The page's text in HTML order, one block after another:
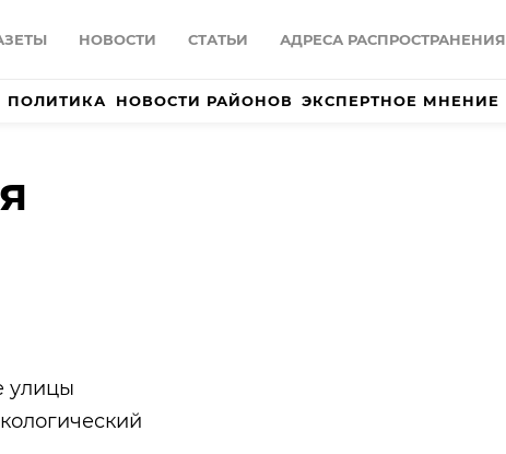
НОВОСТИ СТАТЬИ АДРЕСА РАСПРОСТРАНЕНИЯ
ПОЛИТИКА НОВОСТИ РАЙОНОВ ЭКСПЕРТНОЕ МНЕНИЕ
улицы